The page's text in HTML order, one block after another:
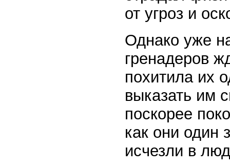
от угроз и
Однако уже
гренадеров
похитила их
выказать им
поскорее
как они один
исчезли в